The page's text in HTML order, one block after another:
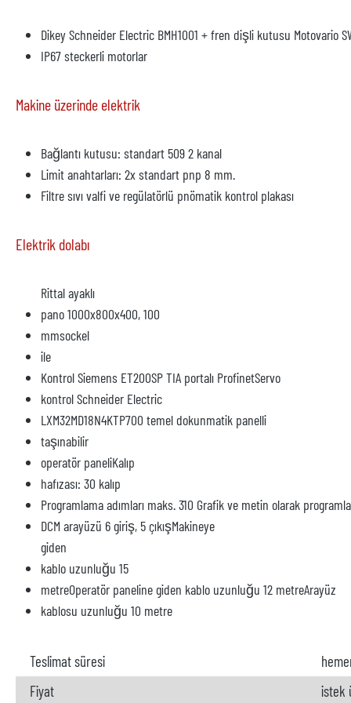
Dikey Schneider Electric BMH1001 + fren dişli kutusu Motovario
IP67 steckerli motorlar
Makine üzerinde elektrik
Bağlantı kutusu: standart 509 2 kanal
Limit anahtarları: 2x standart pnp 8 mm.
Filtre sıvı valfi ve regülatörlü pnömatik kontrol plakası
Elektrik dolabı
Rittal ayaklı
pano 1000x800x400, 100
mmsockel
ile
Kontrol Siemens ET200SP TIA portalı ProfinetServo
kontrol Schneider Electric
LXM32MD18N4KTP700 temel dokunmatik panelli
taşınabilir
operatör paneliKalıp
hafızası: 30 kalıp
Programlama adımları maks. 310 Grafik ve metin olarak
DCM arayüzü 6 giriş, 5 çıkışMakineye
giden
kablo uzunluğu 15
metreOperatör paneline giden kablo uzunluğu 12 metreArayüz
kablosu uzunluğu 10 metre
Teslimat süresi
Fiyat
istek